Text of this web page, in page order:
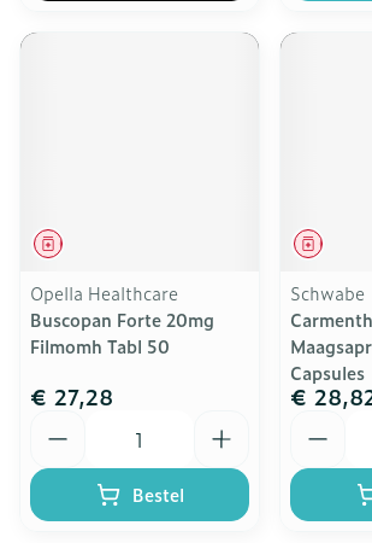
Geneesmiddel
Opella Healthcare
Buscopan Forte 20mg
Filmomh Tabl 50
€ 27,28
Bestel
Schwabe
Capsules
€